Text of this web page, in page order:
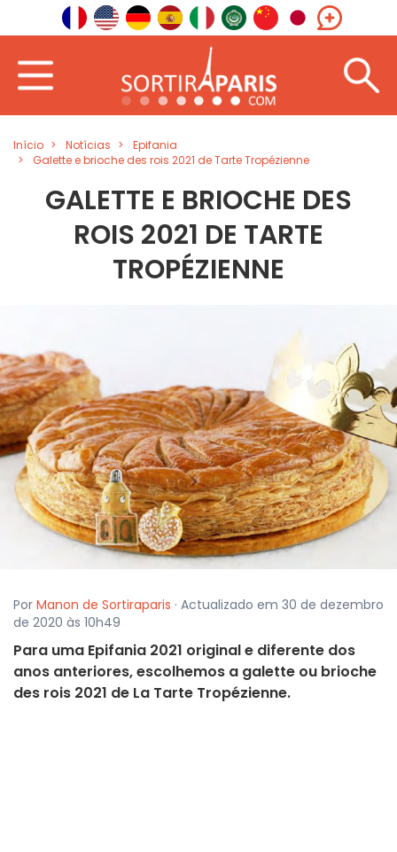
Início Notícias
Epifania
Galette e brioche des rois 2021 de Tarte Tropézienne
GALETTE E BRIOCHE DES
ROIS 2021 DE TARTE
TROPÉZIENNE
Por Manon de Sortiraparis · Actualizado em 30 de dezembro
de 2020 às 10h49
Para uma Epifania 2021 original e diferente dos
anos anteriores, escolhemos a galette ou brioche
des rois 2021 de La Tarte Tropézienne.